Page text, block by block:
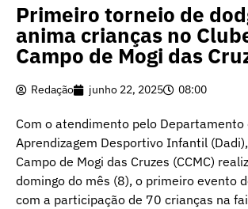
Primeiro torneio de
anima crianças no
Campo de Mogi das
Redação junho 22, 2025 08:00
Com o atendimento pelo Departamento
Aprendizagem Desportivo Infantil
Campo de Mogi das Cruzes (CCMC)
domingo do mês (8), o primeiro evento
com a participação de 70 crianças na